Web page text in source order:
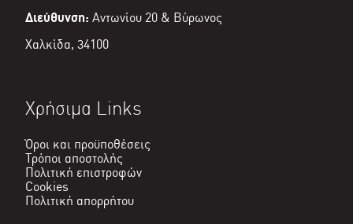
Διεύθυνση: Αντωνίου 20 & Βύρωνος
Χαλκίδα, 34100
Χρήσιμα Links
Όροι και προϋποθέσεις
Τρόποι αποστολής
Πολιτική επιστροφών
Cookies
Πολιτική απορρήτου